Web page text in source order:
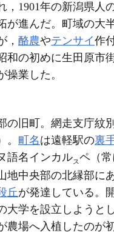
，1901年の新潟県人
が進んだ。町域の大
， 酪農やテンサイ作
和の初めに生田原市
操業した。
の旧町。網走支庁紋
。 町名 は遠軽駅の裏
語名インカルスペ（
地中央部の北縁部に
丘が発達している。
大学を設立しようと
農場へ入植したのが